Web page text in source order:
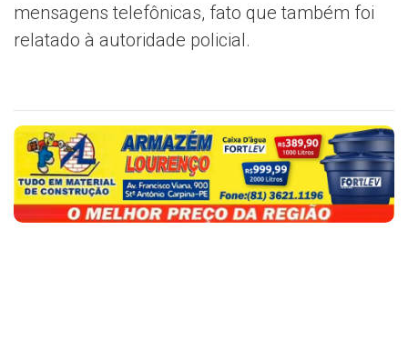
mensagens telefônicas, fato que também foi
relatado à autoridade policial.